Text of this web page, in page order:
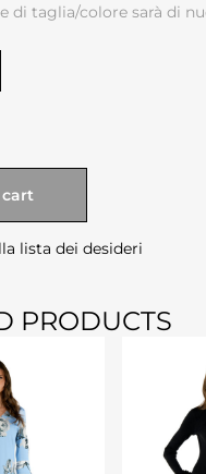
di taglia/colore sarà di
lista dei desideri
PRODUCTS